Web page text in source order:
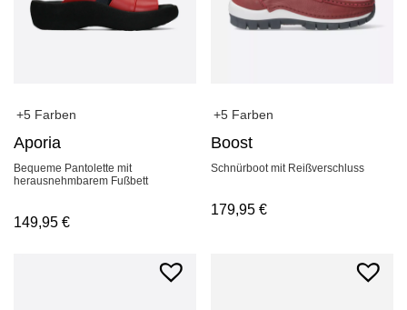
+5 Farben
Aporia
Bequeme Pantolette mit
herausnehmbarem Fußbett
149,95 €
+5 Farben
Boost
Schnürboot mit Reißverschluss
179,95€